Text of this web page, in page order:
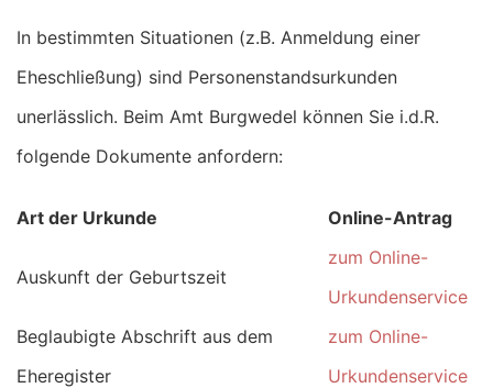
In bestimmten Situationen (z.B. Anmeldung einer
Eheschließung) sind Personenstandsurkunden
unerlässlich. Beim Amt Burgwedel können Sie i.d.R.
folgende Dokumente anfordern:
Art der Urkunde Online-Antrag
Auskunft der Geburtszeit
zum Online-
Urkundenservice
Beglaubigte Abschrift aus dem
Eheregister
zum Online-
Urkundenservice